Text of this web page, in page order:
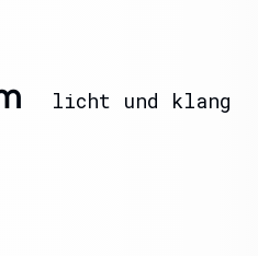
licht und klang